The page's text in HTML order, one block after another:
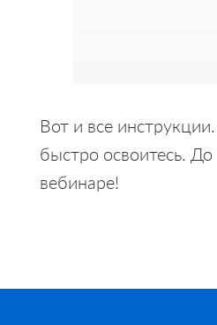
Вот и все
быстро освоитесь. До
вебинаре!